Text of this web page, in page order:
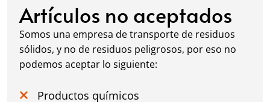
Artículos no aceptados
Somos una empresa de transporte de residuos
sólidos, y no de residuos peligrosos, por eso no
podemos aceptar lo siguiente:
Productos químicos